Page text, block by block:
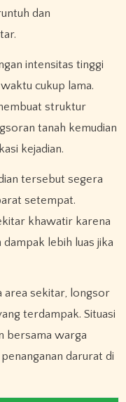
dan
intensitas tinggi
cukup lama.
struktur
tanah kemudian
kejadian.
tersebut segera
setempat.
khawatir karena
lebih luas jika
area sekitar, longsor
terdampak. Situasi
bersama warga
darurat di